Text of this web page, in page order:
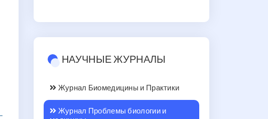
НАУЧНЫЕ ЖУРНАЛЫ
Журнал Биомедицины и Практики
Журнал Проблемы биологии и